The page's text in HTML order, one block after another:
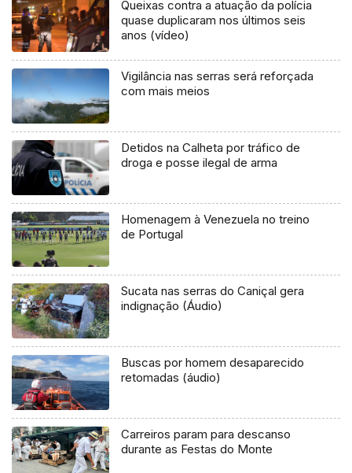
Queixas contra a atuação da polícia
quase duplicaram nos últimos seis
anos (vídeo)
Vigilância nas serras será reforçada
com mais meios
Detidos na Calheta por tráfico de
droga e posse ilegal de arma
Homenagem à Venezuela no treino
de Portugal
Sucata nas serras do Caniçal gera
indignação (Áudio)
Buscas por homem desaparecido
retomadas (áudio)
Carreiros param para descanso
durante as Festas do Monte